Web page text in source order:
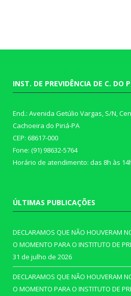
INST. DE PREVIDÊNCIA DE C. DO
End.: Avenida Getúlio Vargas, S/N,
Cachoeira do Piriá-PA
CEP: 68617-000
Fone: (91) 98632-5764
Horário de atendimento: das 8h às
ÚLTIMAS PUBLICAÇÕES
DECLARAMOS QUE NÃO HOUVERAM
O MOMENTO PARA O INSTITUTO DE
31 de julho de 2026
DECLARAMOS QUE NÃO HOUVERAM
O MOMENTO PARA O INSTITUTO DE